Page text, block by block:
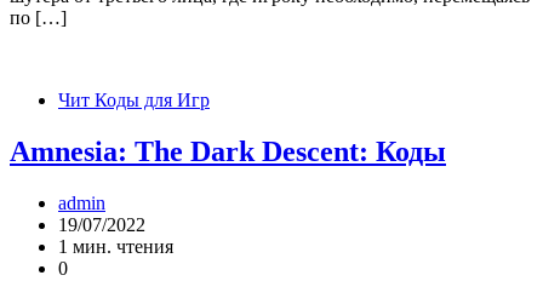
по […]
Чит Коды для Игр
Amnesia: The Dark Descent: Коды
admin
19/07/2022
1 мин. чтения
0